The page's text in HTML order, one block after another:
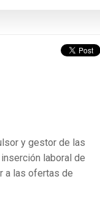
y gestor de las
laboral de
a las ofertas de